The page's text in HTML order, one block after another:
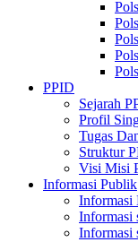
PPID
Sejarah
Profil
Tugas
Struktur
Visi Misi
Informasi Publik
Informasi
Informasi
Informasi